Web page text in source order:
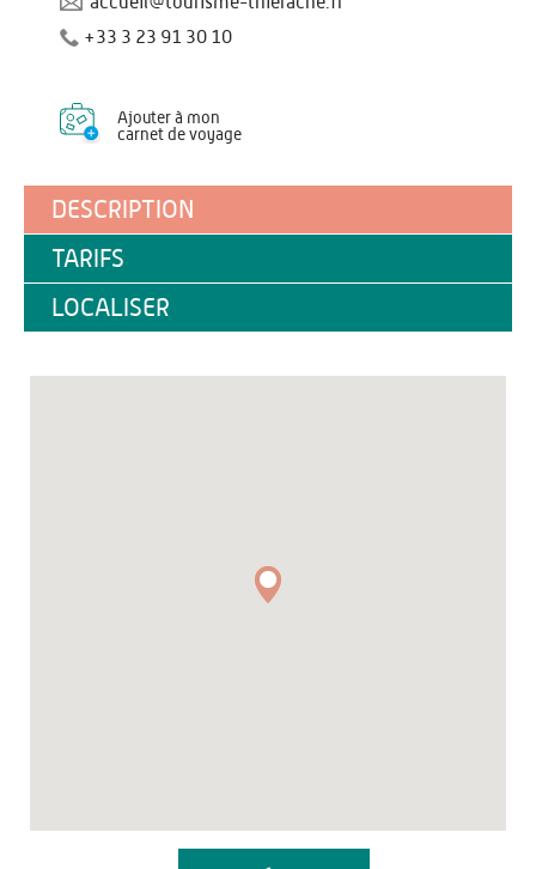
+33 3 23 91 30 10
Ajouter à mon
carnet de voyage
DESCRIPTION
TARIFS
LOCALISER